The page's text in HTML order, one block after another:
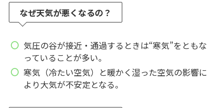
なぜ天気が悪くなるの？
気圧の谷が接近・通過するときは“寒気”をともな
っていることが多い。
寒気（冷たい空気）と暖かく湿った空気の影響に
より大気が不安定となる。